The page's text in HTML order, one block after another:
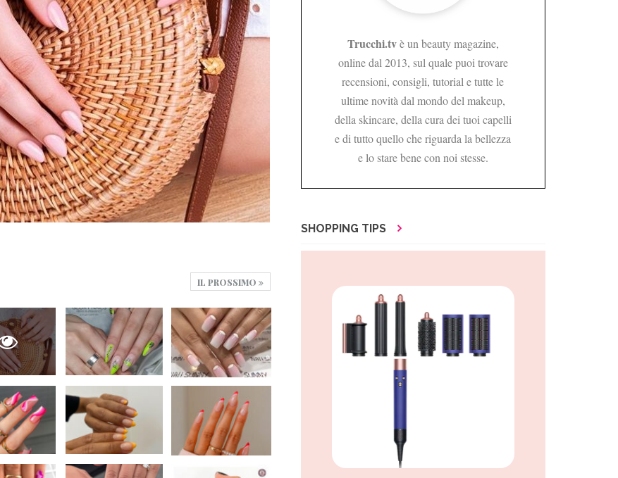
IL PROSSIMO
Trucchi.tvè un beauty magazine,
online dal 2013, sul quale puoi trovare
recensioni, consigli, tutorial e tutte le
ultime novità dal mondo del makeup,
della skincare, della cura dei tuoi capelli
e di tutto quello che riguarda la bellezza
e lo stare bene con noi stesse.
SHOPPING TIPS